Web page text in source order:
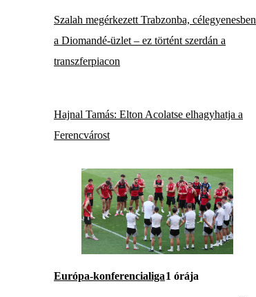
Szalah megérkezett Trabzonba, célegyenesben
a Diomandé-üzlet – ez történt szerdán a
transzferpiacon
Hajnal Tamás: Elton Acolatse elhagyhatja a
Ferencvárost
Európa-konferencialiga1 órája